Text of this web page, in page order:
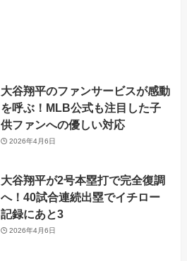
大谷翔平のファンサービスが感動
を呼ぶ！MLB公式も注目した子
供ファンへの優しい対応
2026年4月6日
大谷翔平が2号本塁打で完全復調
へ！40試合連続出塁でイチロー
記録にあと3
2026年4月6日